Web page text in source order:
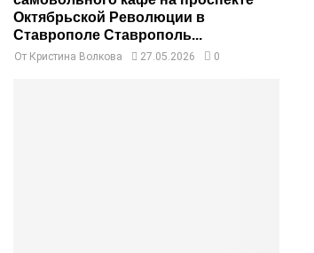
Октябрьской Революции в
Ставрополе Ставрополь...
От Кристина Волкова 27.05.2026 0